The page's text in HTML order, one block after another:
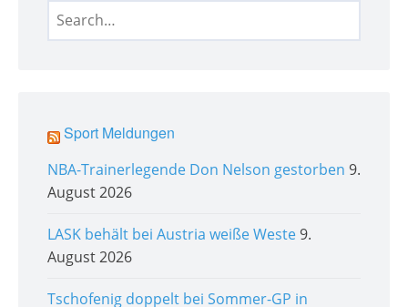
Search
Sport Meldungen
NBA-Trainerlegende Don Nelson gestorben 9.
August 2026
LASK behält bei Austria weiße Weste 9.
August 2026
Tschofenig doppelt bei Sommer-GP in